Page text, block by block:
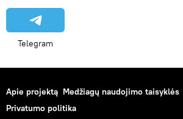
Telegram
Apie projektą Medžiagų naudojimo taisyklės
Privatumo politika